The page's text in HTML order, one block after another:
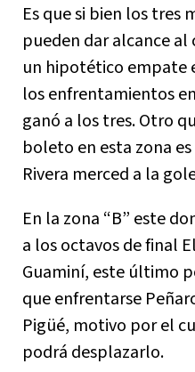
Es que si bien los
pueden dar alcance
un hipotético empate
los enfrentamientos
ganó a los tres. Otro
boleto en esta zona
Rivera merced a la
En la zona “B” este
a los octavos de final
Guaminí, este último
que enfrentarse
Pigüé, motivo por el
podrá desplazarlo.